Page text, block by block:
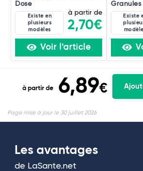
Dose
Existe en
plusieurs
modèles
à partir de
2,70€
Voir l'article
Granules
Existe
à partir de 6,89€
Page mise à jour le 30 juillet 2026
Les avantages
de LaSante.net